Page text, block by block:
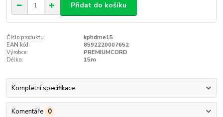
Přidat do košíku
Číslo produktu:
kphdme15
EAN kód:
8592220007652
Výrobce:
PREMIUMCORD
Délka:
15m
Kompletní specifikace
Komentáře 0